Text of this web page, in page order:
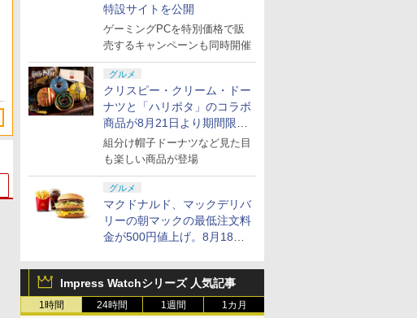
特設サイトを公開
ゲーミングPCを特別価格で販
売するキャンペーンも同時開催
グルメ
クリスピー・クリーム・ドー
ナツと「ハリポタ」のコラボ
商品が8月21日より期間限定
で発売
組分け帽子ドーナツなど見た目
も楽しい商品が登場
グルメ
マクドナルド、マックデリバ
リーの朝マックの最低注文料
金が500円値上げ。8月18日
Impress Watchシリーズ 人気記事
1時間 24時間 1週間 1カ月
ニンテンドープリペイド
コード版
￥1,000
ぽこ あ ポケモン エキス
ンコード版
￥4,400
ニンテンドープリペイド
￥500
プレイステーション スト
ラインコード版
￥10,000
PlayStation 5 デジタル・
(CFI-2200B01) + ディス
クドライブ(CFI-ZDD1J)
セット
￥66,980
プレイステーション スト
￥3,000
【純正品】Xbox Elite ワ
Series 2 Core Edition (ホ
ワイト)
￥18,500
GameSir G7 HE 有線ゲー
Series X|S XBOX One
Windows 10/11用 PCコ
ントローラーゲームパッ
ド ホール効果スティック
付きビデオゲームコント
ローラー（ブラック）
￥7,999
HyperX Clutch Gladiate
有線 日本正規代理店品
6L366AA
￥4,980
『映画 ラブライブ！蓮ノ
空女学院スクールアイド
劇場版「鬼滅の刃」無限
城編 第一章 猗窩座再来
【Amazon.co.jp限定】劇
場版モノノ怪 第三章 蛇神